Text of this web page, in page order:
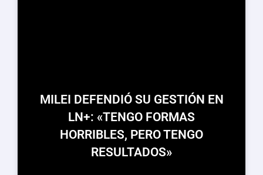
MILEI DEFENDIÓ SU GESTIÓN EN
LN+: «TENGO FORMAS
HORRIBLES, PERO TENGO
RESULTADOS»